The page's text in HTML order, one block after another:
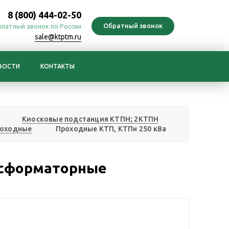
8 (800) 444-02-50
звонок по России
sale@ktptm.ru
КОНТАКТЫ
Киосковые подстанция КТПН; 2КТПН
Проходные КТП, КТПн 250 кВа